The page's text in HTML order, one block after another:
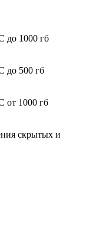
до 1000 гб
до 500 гб
от 1000 гб
скрытых и